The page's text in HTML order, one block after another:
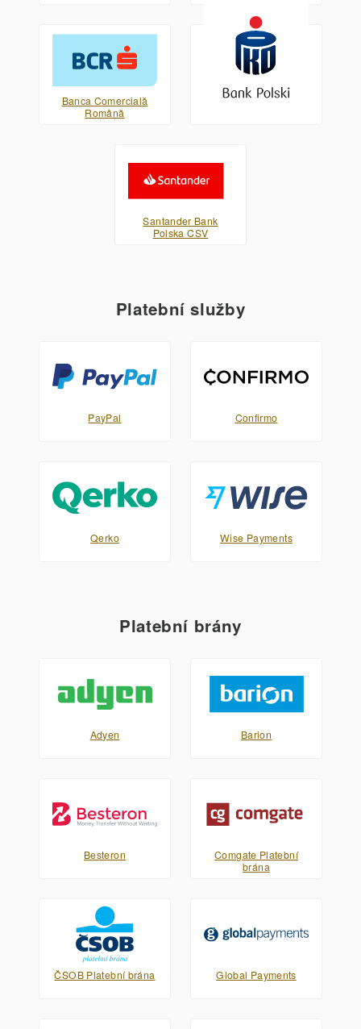
Banca Comercială
Română
PKO Bank Polski XML
Santander Bank
Polska CSV
Platební služby
PayPal Confirmo
Qerko Wise Payments
Platební brány
Adyen Barion
Besteron
Comgate Platební
brána
ČSOB Platební brána Global Payments